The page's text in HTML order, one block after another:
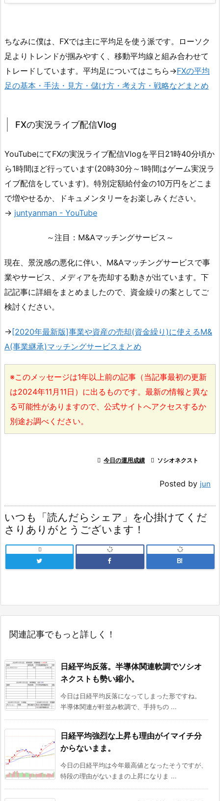
ちなみに僕は、FXでは主に平均足を使う派です。ローソク
足よりトレンドが掴みやすく、移動平均線と組み合わせて
トレードしています。平均足についてはこちら→FXの平均
足の基本・手法・見方・儲け方・考え方・戦略などまとめ
FXの実況ライブ配信Vlog
YouTubeにてFXの実況ライブ配信Vlogを平日21時40分頃か
ら1時間ほど行っています(20時30分～1時間はゲーム実況ラ
イブ配信をしています)。特別定額給付金の10万円をどこま
で増やせるか、ドキュメンタリーをお楽しみください。
→ juntyanman - YouTube
～注目：M&Aマッチングサービス～
現在、景況感の悪化に伴い、M&Aマッチングサービスで事
業やサービス、メディアを売却する動きが出ています。下
記記事に詳細をまとめましたので、資金繰りの案としてご
検討ください。
→ [2020年最新版]事業や資産の売却(資金繰り)に使えるM&
A(事業継承)マッチングサービスまとめ
※このメッセージは1年以上前の記事（当記事最初の更新
は2024年11月11日）に出るものです。最新の情報と異な
る可能性がありますので、公式サイトへアクセスするか
別途お調べください。
 今日の運用成績  ソシオネクスト
Posted by jun
いつも「読んだらシェア」を心掛けてくだ
さりありがとうございます！

B!
関連記事でもっと詳しく！
日経平均反落。半導体関連軟調でソシオ
ネクストも勢い縮小。
今日は日経平均反落になってしまった形ですね。
半導体関連が軒並み軟調で、手持ちの ...
日経平均強烈な上昇も理由がイマイチ分
からないまま。
今日の日経平均は今年最高値となったそうですが、
特段の理由がないままの上昇になりま ...